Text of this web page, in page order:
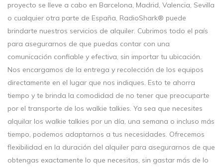
proyecto se lleve a cabo en Barcelona, Madrid, Valencia, Sevilla
o cualquier otra parte de España, RadioShark® puede
brindarte nuestros servicios de alquiler. Cubrimos todo el país
para asegurarnos de que puedas contar con una
comunicación confiable y efectiva, sin importar tu ubicación.
Nos encargamos de la entrega y recolección de los equipos
directamente en el lugar que nos indiques. Esto te ahorra
tiempo y te brinda la comodidad de no tener que preocuparte
por el transporte de los walkie talkies. Ya sea que necesites
alquilar los walkie talkies por un día, una semana o incluso más
tiempo, podemos adaptarnos a tus necesidades. Ofrecemos
flexibilidad en la duración del alquiler para asegurarnos de que
obtengas exactamente lo que necesitas, sin gastar más de lo